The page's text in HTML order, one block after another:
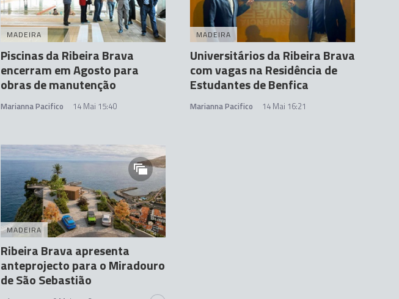
MADEIRA
Piscinas da Ribeira Brava
encerram em Agosto para
obras de manutenção
Marianna Pacifico 14 Mai 15:40
MADEIRA
Universitários da Ribeira Brava
com vagas na Residência de
Estudantes de Benfica
Marianna Pacifico 14 Mai 16:21
MADEIRA
Ribeira Brava apresenta
anteprojecto para o Miradouro
de São Sebastião